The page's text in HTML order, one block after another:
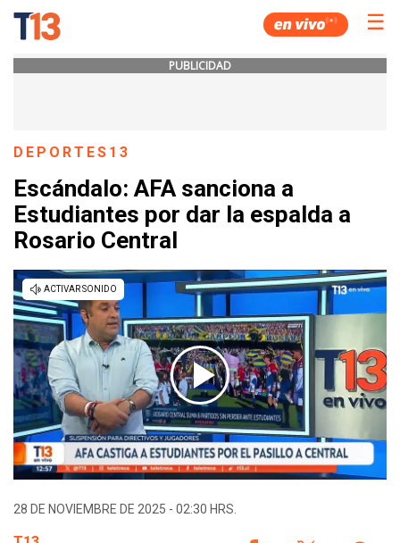
☰
PUBLICIDAD
DEPORTES13
Escándalo: AFA sanciona a
Estudiantes por dar la espalda a
Rosario Central
28 DE NOVIEMBRE DE 2025 - 02:30 HRS.